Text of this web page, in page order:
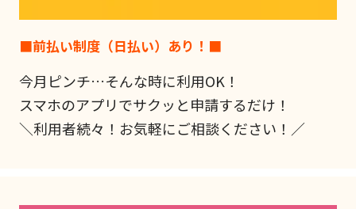
■前払い制度（日払い）あり！■
今月ピンチ…そんな時に利用OK！
スマホのアプリでサクッと申請するだけ！
＼利用者続々！お気軽にご相談ください！／